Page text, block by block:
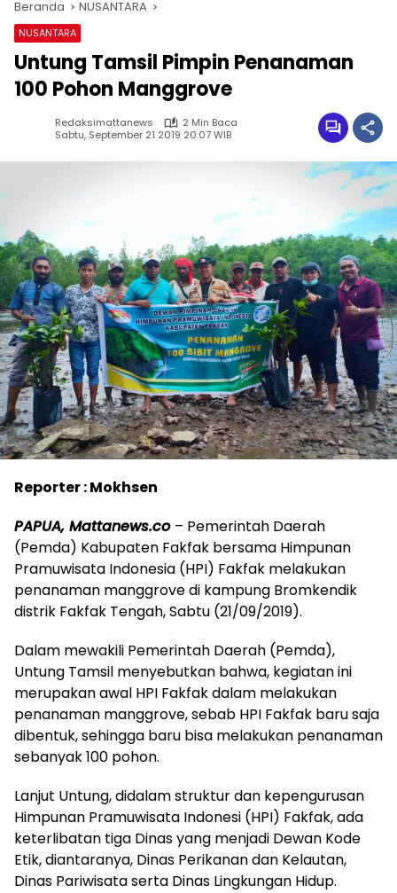
Beranda NUSANTARA
NUSANTARA
Untung Tamsil Pimpin Penanaman
100 Pohon Manggrove
Redaksimattanews
2 Min Baca
Sabtu, September 21 2019 20:07 WIB
Reporter : Mokhsen
PAPUA, Mattanews.co – Pemerintah Daerah
(Pemda) Kabupaten Fakfak bersama Himpunan
Pramuwisata Indonesia (HPI) Fakfak melakukan
penanaman manggrove di kampung Bromkendik
distrik Fakfak Tengah, Sabtu (21/09/2019).
Dalam mewakili Pemerintah Daerah (Pemda),
Untung Tamsil menyebutkan bahwa, kegiatan ini
merupakan awal HPI Fakfak dalam melakukan
penanaman manggrove, sebab HPI Fakfak baru saja
dibentuk, sehingga baru bisa melakukan penanaman
sebanyak 100 pohon.
Lanjut Untung, didalam struktur dan kepengurusan
Himpunan Pramuwisata Indonesi (HPI) Fakfak, ada
keterlibatan tiga Dinas yang menjadi Dewan Kode
Etik, diantaranya, Dinas Perikanan dan Kelautan,
Dinas Pariwisata serta Dinas Lingkungan Hidup.